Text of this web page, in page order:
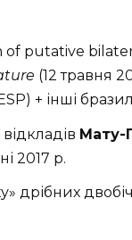
of putative
(12 травня
+ інші
відкладів Мату-
2017 р.
дрібних